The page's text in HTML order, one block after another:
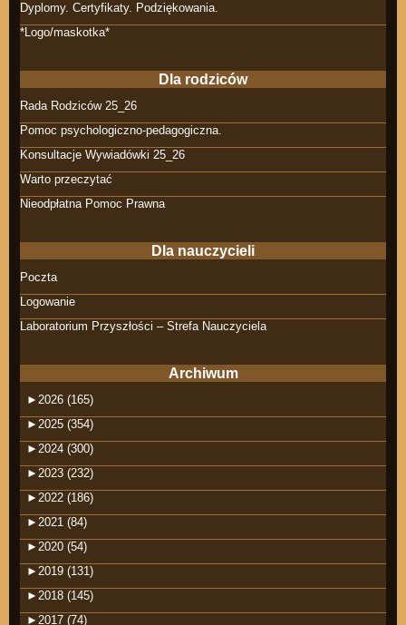
Dyplomy. Certyfikaty. Podziękowania.
*Logo/maskotka*
Dla rodziców
Rada Rodziców 25_26
Pomoc psychologiczno-pedagogiczna.
Konsultacje Wywiadówki 25_26
Warto przeczytać
Nieodpłatna Pomoc Prawna
Dla nauczycieli
Poczta
Logowanie
Laboratorium Przyszłości – Strefa Nauczyciela
Archiwum
► 2026 (165)
► 2025 (354)
► 2024 (300)
► 2023 (232)
► 2022 (186)
► 2021 (84)
► 2020 (54)
► 2019 (131)
► 2018 (145)
► 2017 (74)